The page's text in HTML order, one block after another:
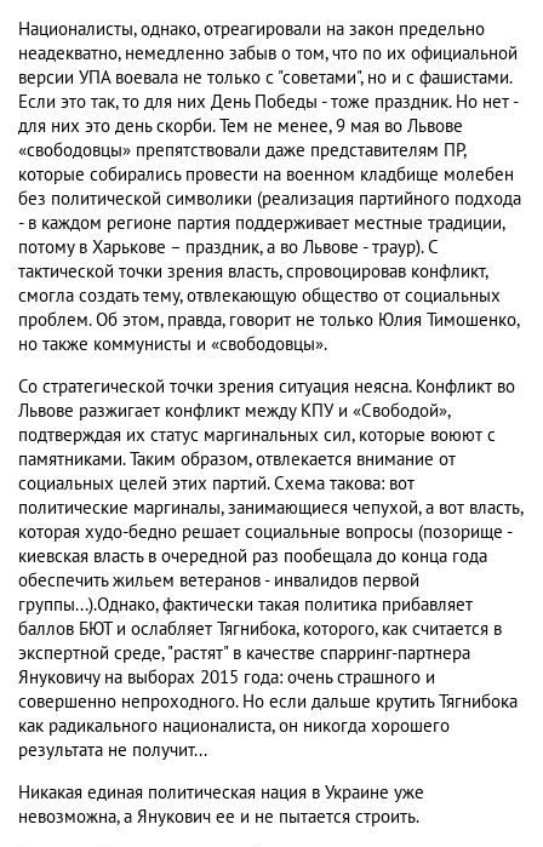
Националисты, однако, отреагировали на закон предельно
неадекватно, немедленно забыв о том, что по их официальной
версии УПА воевала не только с "советами", но и с фашистами.
Если это так, то для них День Победы - тоже праздник. Но нет -
для них это день скорби. Тем не менее, 9 мая во Львове
«свободовцы» препятствовали даже представителям ПР,
которые собирались провести на военном кладбище молебен
без политической символики (реализация партийного подхода
- в каждом регионе партия поддерживает местные традиции,
потому в Харькове – праздник, а во Львове - траур). С
тактической точки зрения власть, спровоцировав конфликт,
смогла создать тему, отвлекающую общество от социальных
проблем. Об этом, правда, говорит не только Юлия Тимошенко,
но также коммунисты и «свободовцы».
Со стратегической точки зрения ситуация неясна. Конфликт во
Львове разжигает конфликт между КПУ и «Свободой»,
подтверждая их статус маргинальных сил, которые воюют с
памятниками. Таким образом, отвлекается внимание от
социальных целей этих партий. Схема такова: вот
политические маргиналы, занимающиеся чепухой, а вот власть,
которая худо-бедно решает социальные вопросы (позорище -
киевская власть в очередной раз пообещала до конца года
обеспечить жильем ветеранов - инвалидов первой
группы...).Однако, фактически такая политика прибавляет
баллов БЮТ и ослабляет Тягнибока, которого, как считается в
экспертной среде, "растят" в качестве спарринг-партнера
Януковичу на выборах 2015 года: очень страшного и
совершенно непроходного. Но если дальше крутить Тягнибока
как радикального националиста, он никогда хорошего
результата не получит...
Никакая единая политическая нация в Украине уже
невозможна, а Янукович ее и не пытается строить.